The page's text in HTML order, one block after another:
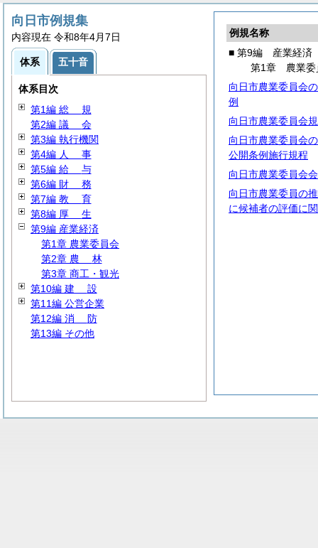
例規名称
■ 第9編 産業経済
第1章 農業委
向日市農業委員会
例
向日市農業委員会
向日市農業委員会
公開条例施行規程
向日市農業委員会
向日市農業委員の
に候補者の評価に
向日市例規集
内容現在 令和8年4月7日
体系 五十音
体系目次
第1編 総 規
第2編 議 会
第3編 執行機関
第4編 人 事
第5編 給 与
第6編 財 務
第7編 教 育
第8編 厚 生
第9編 産業経済
第1章 農業委員会
第2章 農 林
第3章 商工・観光
第10編 建 設
第11編 公営企業
第12編 消 防
第13編 その他